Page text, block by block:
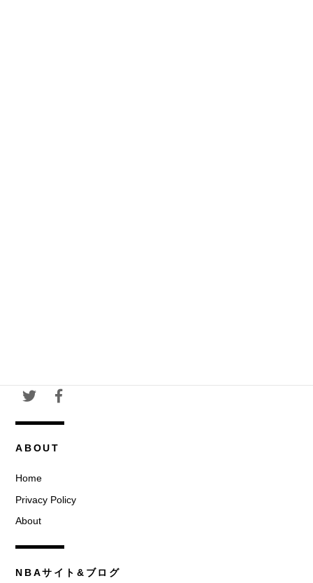
ABOUT
Home
Privacy Policy
About
NBAサイト&ブログ